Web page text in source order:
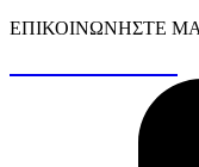
ΕΠΙΚΟΙΝΩΝΉΣΤΕ